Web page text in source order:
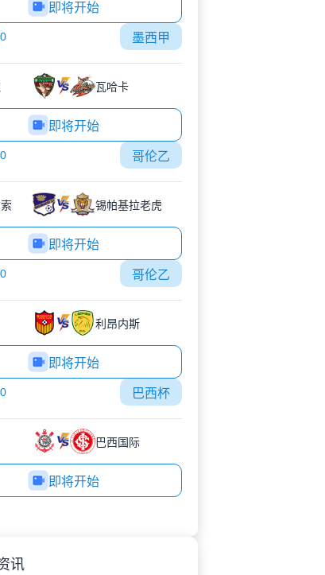
即将开始
墨西甲
瓦哈卡
即将开始
哥伦乙
锡帕基拉老虎
即将开始
哥伦乙
利昂内斯
即将开始
巴西杯
巴西国际
即将开始
讯